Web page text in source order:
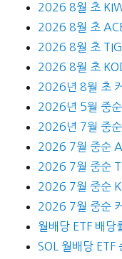
2026 8월 초
2026 8월 초
2026 8월 초
2026 8월 초
2026년 8월 초
2026년 5월 중순
2026년 7월 중순
2026 7월 중순
2026 7월 중순
2026 7월 중순
2026 7월 중순
월배당 ETF 배
SOL 월배당 ETF